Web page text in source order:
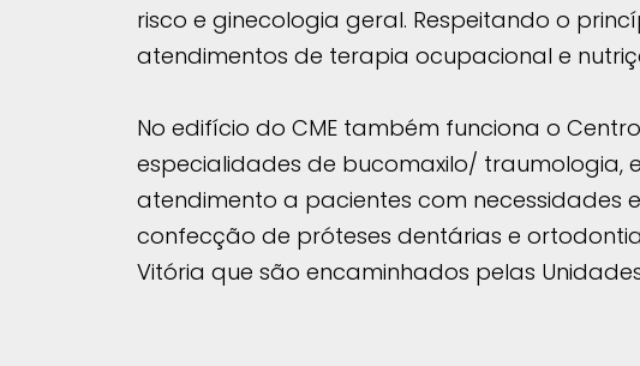
risco e ginecologia geral. Respeitando o
atendimentos de terapia ocupacional e
No edifício do CME também funciona o
especialidades de bucomaxilo/ traumologia,
atendimento a pacientes com necessidades
confecção de próteses dentárias e
Vitória que são encaminhados pelas